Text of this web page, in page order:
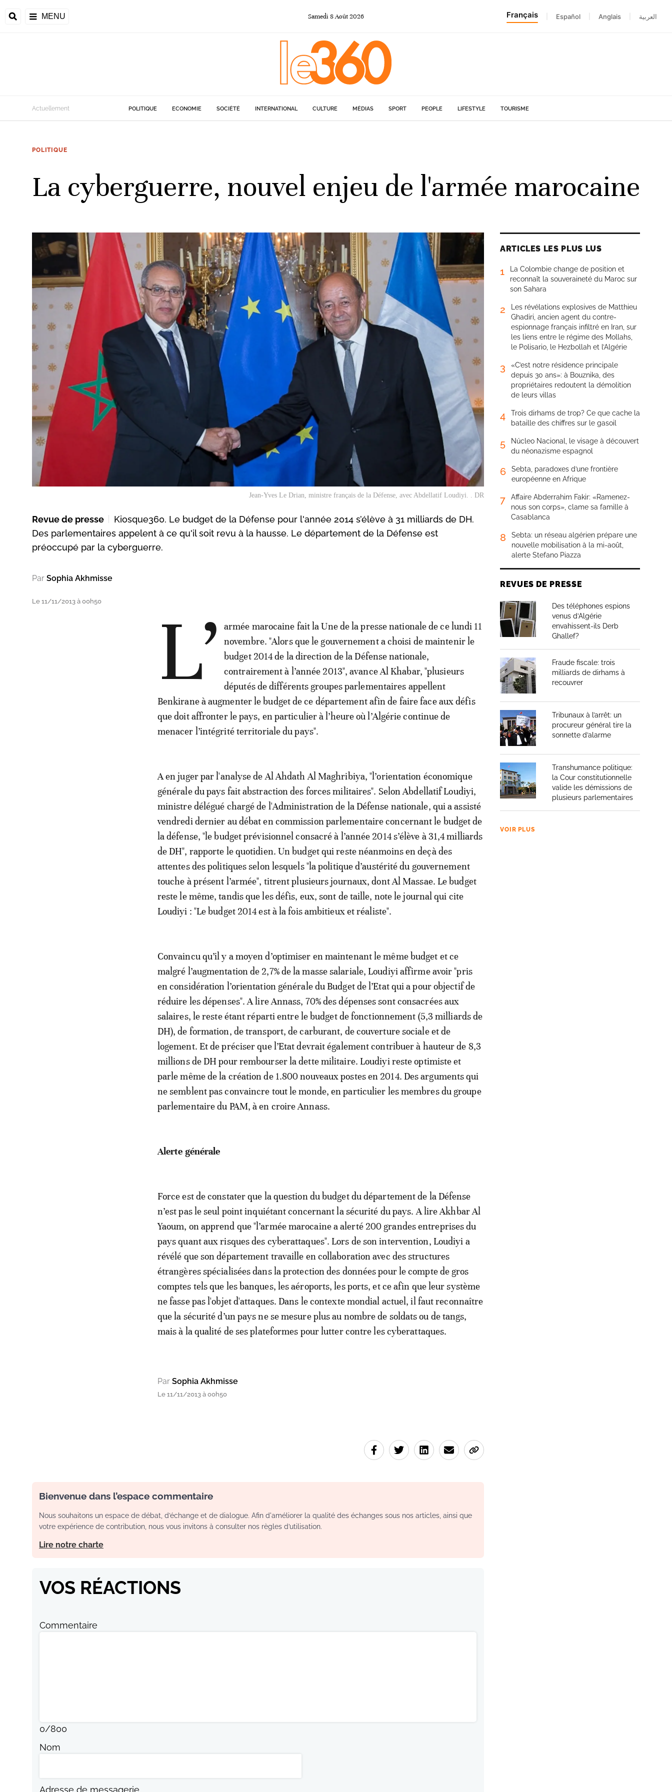
MENU Samedi 8Août2026 Français Español Anglais العربية
Actuellement POLITIQUE ECONOMIE SOCIÉTÉ INTERNATIONAL CULTURE MÉDIAS SPORT PEOPLE LIFESTYLE TOURISME
POLITIQUE
La cyberguerre, nouvel enjeu de l'armée marocaine
Jean-Yves Le Drian, ministre français de la Défense, avec Abdellatif Loudiyi. . DR
Revue de presse
Kiosque360. Le budget de la Défense pour l'année 2014 s’élève à 31 milliards de DH.
Des parlementaires appelent à ce qu'il soit revu à la hausse. Le département de la Défense est
préoccupé par la cyberguerre.
Par Sophia Akhmisse
Le 11/11/2013 à 00h50 L’
armée marocaine fait la Une de la presse nationale de ce lundi 11
novembre. "Alors que le gouvernement a choisi de maintenir le
budget 2014 de la direction de la Défense nationale,
contrairement à l’année 2013", avance Al Khabar, "plusieurs
députés de différents groupes parlementaires appellent
Benkirane à augmenter le budget de ce département afin de faire face aux défis
que doit affronter le pays, en particulier à l’heure où l’Algérie continue de
menacer l’intégrité territoriale du pays".
A en juger par l'analyse de Al Ahdath Al Maghribiya, "l’orientation économique
générale du pays fait abstraction des forces militaires". Selon Abdellatif Loudiyi,
ministre délégué chargé de l'Administration de la Défense nationale, qui a assisté
vendredi dernier au débat en commission parlementaire concernant le budget de
la défense, "le budget prévisionnel consacré à l’année 2014 s’élève à 31,4 milliards
de DH", rapporte le quotidien. Un budget qui reste néanmoins en deçà des
attentes des politiques selon lesquels "la politique d’austérité du gouvernement
touche à présent l’armée", titrent plusieurs journaux, dont Al Massae. Le budget
reste le même, tandis que les défis, eux, sont de taille, note le journal qui cite
Loudiyi : "Le budget 2014 est à la fois ambitieux et réaliste".
Convaincu qu’il y a moyen d’optimiser en maintenant le même budget et ce
malgré l’augmentation de 2,7% de la masse salariale, Loudiyi affirme avoir "pris
en considération l’orientation générale du Budget de l’Etat qui a pour objectif de
réduire les dépenses". A lire Annass, 70% des dépenses sont consacrées aux
salaires, le reste étant réparti entre le budget de fonctionnement (5,3 milliards de
DH), de formation, de transport, de carburant, de couverture sociale et de
logement. Et de préciser que l’Etat devrait également contribuer à hauteur de 8,3
millions de DH pour rembourser la dette militaire. Loudiyi reste optimiste et
parle même de la création de 1.800 nouveaux postes en 2014. Des arguments qui
ne semblent pas convaincre tout le monde, en particulier les membres du groupe
parlementaire du PAM, à en croire Annass.
Alerte générale
Force est de constater que la question du budget du département de la Défense
n’est pas le seul point inquiétant concernant la sécurité du pays. A lire Akhbar Al
Yaoum, on apprend que "l’armée marocaine a alerté 200 grandes entreprises du
pays quant aux risques des cyberattaques". Lors de son intervention, Loudiyi a
révélé que son département travaille en collaboration avec des structures
étrangères spécialisées dans la protection des données pour le compte de gros
comptes tels que les banques, les aéroports, les ports, et ce afin que leur système
ne fasse pas l'objet d'attaques. Dans le contexte mondial actuel, il faut reconnaître
que la sécurité d’un pays ne se mesure plus au nombre de soldats ou de tangs,
mais à la qualité de ses plateformes pour lutter contre les cyberattaques.
Par Sophia Akhmisse
Le 11/11/2013 à 00h50
Bienvenue dans l’espace commentaire
Nous souhaitons un espace de débat, d’échange et de dialogue. Afin d'améliorer la qualité des échanges sous nos articles, ainsi que
votre expérience de contribution, nous vous invitons à consulter nos règles d’utilisation.
Lire notre charte
VOS RÉACTIONS
Commentaire
0/800
Nom
Adresse de messagerie
ARTICLES LES PLUS LUS
1
La Colombie change de position et
reconnaît la souveraineté du Maroc sur
son Sahara
2
Les révélations explosives de Matthieu
Ghadiri, ancien agent du contre-
espionnage français infiltré en Iran, sur
les liens entre le régime des Mollahs,
le Polisario, le Hezbollah et l’Algérie
3
«C’est notre résidence principale
depuis 30 ans»: à Bouznika, des
propriétaires redoutent la démolition
de leurs villas
4
Trois dirhams de trop? Ce que cache la
bataille des chiffres sur le gasoil
5
Núcleo Nacional, le visage à découvert
du néonazisme espagnol
6
Sebta, paradoxes d’une frontière
européenne en Afrique
7
Affaire Abderrahim Fakir: «Ramenez-
nous son corps», clame sa famille à
Casablanca
8
Sebta: un réseau algérien prépare une
nouvelle mobilisation à la mi-août,
alerte Stefano Piazza
REVUES DE PRESSE
Des téléphones espions
venus d’Algérie
envahissent-ils Derb
Ghallef?
Fraude fiscale: trois
milliards de dirhams à
recouvrer
Tribunaux à l’arrêt: un
procureur général tire la
sonnette d’alarme
Transhumance politique:
la Cour constitutionnelle
valide les démissions de
plusieurs parlementaires
VOIR PLUS